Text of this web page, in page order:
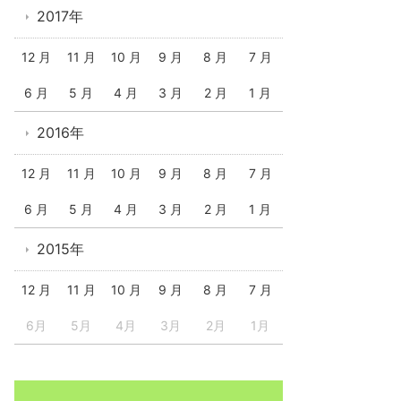
2017年
12 月 11 月 10 月 9 月 8 月 7 月
6 月 5 月 4 月 3 月 2 月 1 月
2016年
12 月 11 月 10 月 9 月 8 月 7 月
6 月 5 月 4 月 3 月 2 月 1 月
2015年
12 月 11 月 10 月 9 月 8 月 7 月
6月 5月 4月 3月 2月 1月